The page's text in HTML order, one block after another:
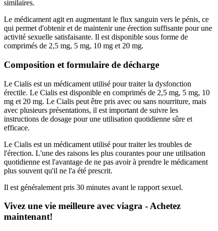
similaires.
Le médicament agit en augmentant le flux sanguin vers le pénis, ce
qui permet d'obtenir et de maintenir une érection suffisante pour une
activité sexuelle satisfaisante. Il est disponible sous forme de
comprimés de 2,5 mg, 5 mg, 10 mg et 20 mg.
Composition et formulaire de décharge
Le Cialis est un médicament utilisé pour traiter la dysfonction
érectile. Le Cialis est disponible en comprimés de 2,5 mg, 5 mg, 10
mg et 20 mg. Le Cialis peut être pris avec ou sans nourriture, mais
avec plusieurs présentations, il est important de suivre les
instructions de dosage pour une utilisation quotidienne sûre et
efficace.
Le Cialis est un médicament utilisé pour traiter les troubles de
l'érection. L'une des raisons les plus courantes pour une utilisation
quotidienne est l'avantage de ne pas avoir à prendre le médicament
plus souvent qu'il ne l'a été prescrit.
Il est généralement pris 30 minutes avant le rapport sexuel.
Vivez une vie meilleure avec viagra - Achetez
maintenant!